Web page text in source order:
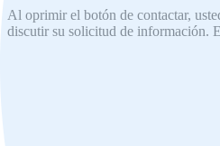
Al oprimir el botón de contactar,
discutir su solicitud de información.